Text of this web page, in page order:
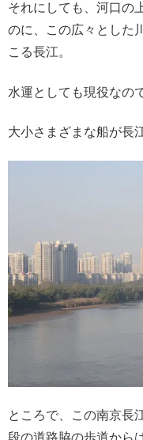
それにしても、河口の
のに、この広々とした
こる長江。
水運としても現役なの
大小さまざまな船が長
ところで、この南京長